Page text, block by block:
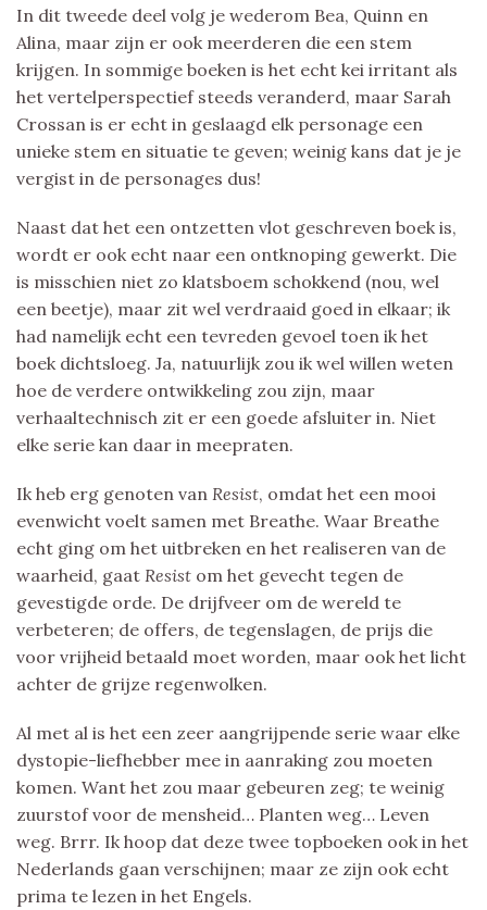
In dit tweede deel volg je wederom Bea, Quinn en
Alina, maar zijn er ook meerderen die een stem
krijgen. In sommige boeken is het echt kei irritant als
het vertelperspectief steeds veranderd, maar Sarah
Crossan is er echt in geslaagd elk personage een
unieke stem en situatie te geven; weinig kans dat je je
vergist in de personages dus!
Naast dat het een ontzetten vlot geschreven boek is,
wordt er ook echt naar een ontknoping gewerkt. Die
is misschien niet zo klatsboem schokkend (nou, wel
een beetje), maar zit wel verdraaid goed in elkaar; ik
had namelijk echt een tevreden gevoel toen ik het
boek dichtsloeg. Ja, natuurlijk zou ik wel willen weten
hoe de verdere ontwikkeling zou zijn, maar
verhaaltechnisch zit er een goede afsluiter in. Niet
elke serie kan daar in meepraten.
Ik heb erg genoten van Resist, omdat het een mooi
evenwicht voelt samen met Breathe. Waar Breathe
echt ging om het uitbreken en het realiseren van de
waarheid, gaat Resist om het gevecht tegen de
gevestigde orde. De drijfveer om de wereld te
verbeteren; de offers, de tegenslagen, de prijs die
voor vrijheid betaald moet worden, maar ook het licht
achter de grijze regenwolken.
Al met al is het een zeer aangrijpende serie waar elke
dystopie-liefhebber mee in aanraking zou moeten
komen. Want het zou maar gebeuren zeg; te weinig
zuurstof voor de mensheid… Planten weg… Leven
weg. Brrr. Ik hoop dat deze twee topboeken ook in het
Nederlands gaan verschijnen; maar ze zijn ook echt
prima te lezen in het Engels.